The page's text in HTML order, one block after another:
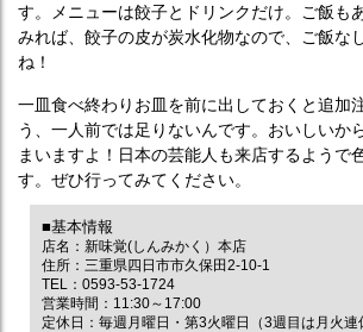
す。メニューは餃子とドリンクだけ。ご飯も
みれば、餃子の皮が炭水化物なので、ご飯な
ね！
一皿食べ終わりお皿を前に出しておくと追加
う、一人前では足りないんです。おいしいか
まいますよ！日本の芸能人も来店するようで
す。ぜひ行ってみてください。
■基本情報
店名：新味覚(しんみかく）本店
住所：三重県四日市市久保田2-10-1
TEL：0593-53-1724
営業時間：11:30～17:00
定休日：毎週月曜日・第3火曜日（3週目は月火連